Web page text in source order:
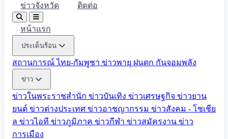
ข่าวจังหวัด
ติดต่อ
หน้าแรก
ประเด็นร้อน
สถานการณ์ ไทย-กัมพูชา ข่าวพายุ ฝนตก กันจอมพลัง
ข่าว
ข่าวในพระราชสำนัก ข่าวบันเทิง ข่าวเศรษฐกิจ ข่าวยาน
ยนต์ ข่าวต่างประเทศ ข่าวอาชญากรรม ข่าวสังคม - โซเชีย
ล ข่าวไอที ข่าวภูมิภาค ข่าวกีฬา ข่าวสมัครงาน ข่าว
การเมือง